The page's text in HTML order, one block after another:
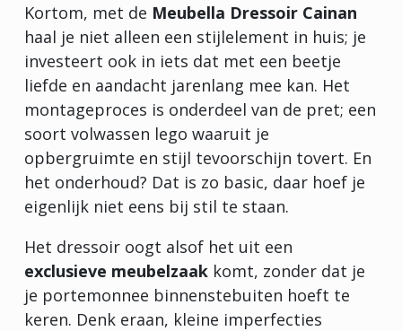
Kortom, met de Meubella Dressoir Cainan
haal je niet alleen een stijlelement in huis; je
investeert ook in iets dat met een beetje
liefde en aandacht jarenlang mee kan. Het
montageproces is onderdeel van de pret; een
soort volwassen lego waaruit je
opbergruimte en stijl tevoorschijn tovert. En
het onderhoud? Dat is zo basic, daar hoef je
eigenlijk niet eens bij stil te staan.
Het dressoir oogt alsof het uit een
exclusieve meubelzaak komt, zonder dat je
je portemonnee binnenstebuiten hoeft te
keren. Denk eraan, kleine imperfecties